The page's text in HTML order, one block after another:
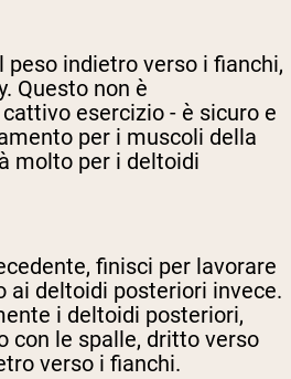
peso indietro verso i fianchi,
Questo non è
esercizio - è sicuro e
per i muscoli della
molto per i deltoidi
finisci per lavorare
deltoidi posteriori invece.
i deltoidi posteriori,
con le spalle, dritto verso
verso i fianchi.